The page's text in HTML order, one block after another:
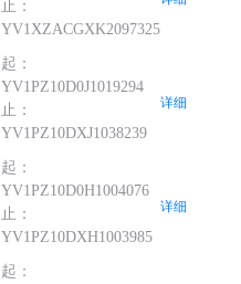
止：
YV1XZACGXK2097325
起：
YV1PZ10D0J1019294
止：
YV1PZ10DXJ1038239
详细
起：
YV1PZ10D0H1004076
止：
YV1PZ10DXH1003985
详细
起：